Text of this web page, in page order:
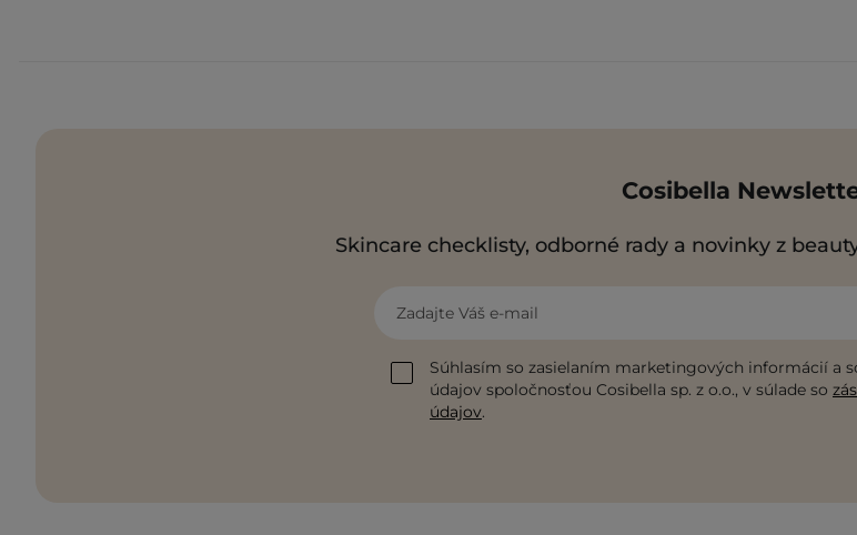
Cosibella
Skincare checklisty, odborné rady a novinky z
Zadajte Váš e-mail
Súhlasím so zasielaním marketingových informácií a
údajov spoločnosťou Cosibella sp. z o.o., v súlade so
údajov.